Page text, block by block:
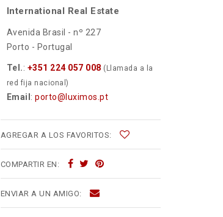
International Real Estate
Avenida Brasil - nº 227
Porto - Portugal
Tel.: +351 224 057 008 (Llamada a la
red fija nacional)
Email : porto@luximos.pt
AGREGAR A LOS FAVORITOS:
COMPARTIR EN:
ENVIAR A UN AMIGO: